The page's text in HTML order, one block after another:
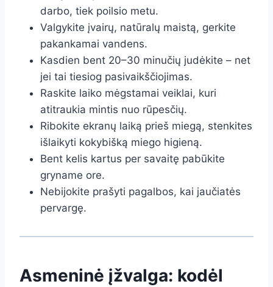
darbo, tiek poilsio metu.
Valgykite įvairų, natūralų maistą, gerkite
pakankamai vandens.
Kasdien bent 20–30 minučių judėkite – net
jei tai tiesiog pasivaikščiojimas.
Raskite laiko mėgstamai veiklai, kuri
atitraukia mintis nuo rūpesčių.
Ribokite ekranų laiką prieš miegą, stenkites
išlaikyti kokybišką miego higieną.
Bent kelis kartus per savaitę pabūkite
gryname ore.
Nebijokite prašyti pagalbos, kai jaučiatės
pervargę.
Asmeninė įžvalga: kodėl